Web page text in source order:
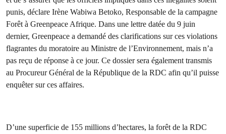
punis, déclare Irène Wabiwa Betoko, Responsable de la campagne
Forêt à Greenpeace Afrique. Dans une lettre datée du 9 juin
dernier, Greenpeace a demandé des clarifications sur ces violations
flagrantes du moratoire au Ministre de l’Environnement, mais n’a
pas reçu de réponse à ce jour. Ce dossier sera également transmis
au Procureur Général de la République de la RDC afin qu’il puisse
enquêter sur ces affaires.
D’une superficie de 155 millions d’hectares, la forêt de la RDC